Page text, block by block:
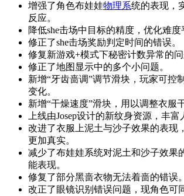
增强了角色布娃娃物理系统的表现，
反应。
降低she击场中目标的精度，优化难度
修正了she击场奖励判定时间的错误。
修复新游戏+模式下秘密计数异常的问
修正了地图显示中的多个小问题。
新增“牙齿啬调”调节滑块，玩家可控
变化。
新增“干燥速度”滑块，用以调整衣服
上线由Josep设计的新纹身资源，丰富
改进了衣服上泥土与沙子效果的表现
更加真实。
减少了布娃娃系统对泥土和沙子效果
能表现。
修复了部分黑啬衣物无法着啬的错误。
改正了眼镜识别错误问题，现角色可